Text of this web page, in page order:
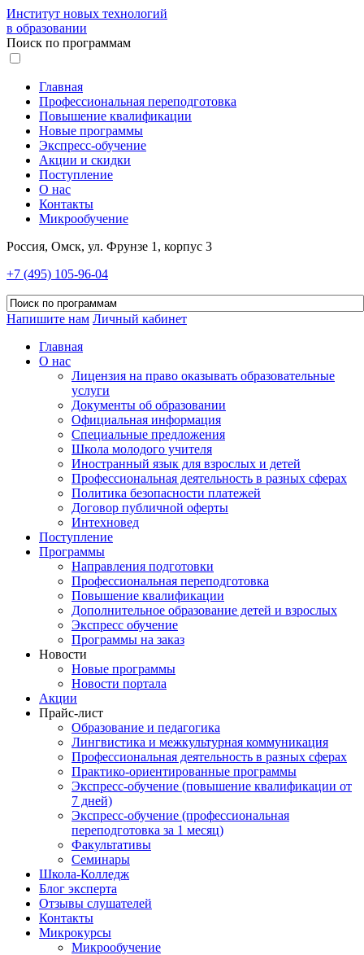
Институт новых технологий
в образовании
Поиск по программам
Главная
Профессиональная переподготовка
Повышение квалификации
Новые программы
Экспресс-обучение
Акции и скидки
Поступление
О нас
Контакты
Микрообучение
Россия, Омск, ул. Фрунзе 1, корпус 3
+7 (495) 105-96-04
Напишите нам Личный кабинет
Главная
О нас
Лицензия на право оказывать образовательные
услуги
Документы об образовании
Официальная информация
Специальные предложения
Школа молодого учителя
Иностранный язык для взрослых и детей
Профессиональная деятельность в разных сферах
Политика безопасности платежей
Договор публичной оферты
Интехновед
Поступление
Программы
Направления подготовки
Профессиональная переподготовка
Повышение квалификации
Дополнительное образование детей и взрослых
Экспресс обучение
Программы на заказ
Новости
Новые программы
Новости портала
Акции
Прайс-лист
Образование и педагогика
Лингвистика и межкультурная коммуникация
Профессиональная деятельность в разных сферах
Практико-ориентированные программы
Экспресс-обучение (повышение квалификации от
7 дней)
Экспресс-обучение (профессиональная
переподготовка за 1 месяц)
Факультативы
Семинары
Школа-Колледж
Блог эксперта
Отзывы слушателей
Контакты
Микрокурсы
Микрообучение